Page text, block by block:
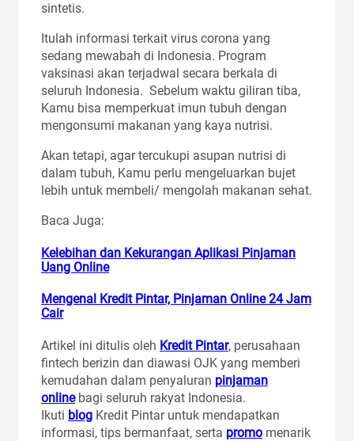
sintetis.
Itulah informasi terkait virus corona yang
sedang mewabah di Indonesia. Program
vaksinasi akan terjadwal secara berkala di
seluruh Indonesia. Sebelum waktu giliran tiba,
Kamu bisa memperkuat imun tubuh dengan
mengonsumi makanan yang kaya nutrisi.
Akan tetapi, agar tercukupi asupan nutrisi di
dalam tubuh, Kamu perlu mengeluarkan bujet
lebih untuk membeli/ mengolah makanan sehat.
Baca Juga:
Kelebihan dan Kekurangan Aplikasi Pinjaman
Uang Online
Mengenal Kredit Pintar, Pinjaman Online 24 Jam
Cair
Artikel ini ditulis oleh Kredit Pintar, perusahaan
fintech berizin dan diawasi OJK yang memberi
kemudahan dalam penyaluran pinjaman
onlinebagi seluruh rakyat Indonesia.
Ikuti blog Kredit Pintar untuk mendapatkan
informasi, tips bermanfaat, serta promo menarik